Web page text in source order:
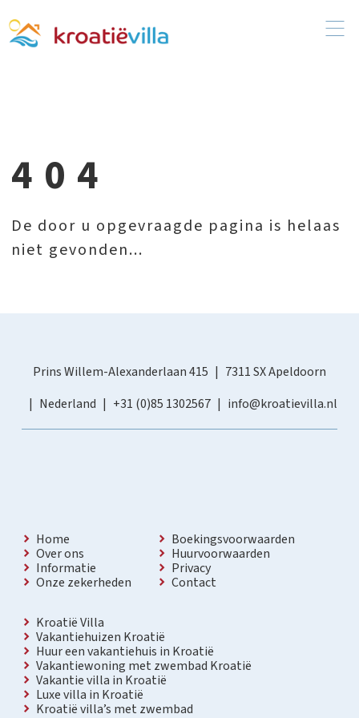
404
De door u opgevraagde pagina is helaas
niet gevonden...
Prins Willem-Alexanderlaan 415
7311 SX Apeldoorn
Nederland
+31 (0)85 1302567 info@kroatievilla.nl
Home
Over ons
Informatie
Onze zekerheden
Boekingsvoorwaarden
Huurvoorwaarden
Privacy
Contact
Kroatië Villa
Vakantiehuizen Kroatië
Huur een vakantiehuis in Kroatië
Vakantiewoning met zwembad Kroatië
Vakantie villa in Kroatië
Luxe villa in Kroatië
Kroatië villa’s met zwembad